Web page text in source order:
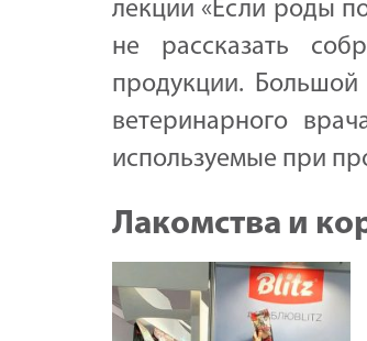
лекции «Если роды
не рассказать
продукции.
ветеринарного
используемые при
Лакомства и